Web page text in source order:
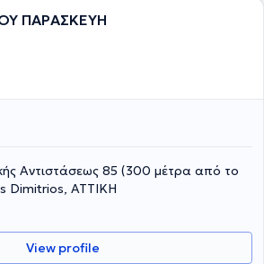
ΠΑΡΑΣΚΕΥΗ
Αντιστάσεως 85 (300 μέτρα από το
Dimitrios, ΑΤΤΙΚΗ
View profile